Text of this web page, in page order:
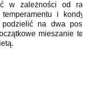
w zależności od
i
na dwa
mieszanie